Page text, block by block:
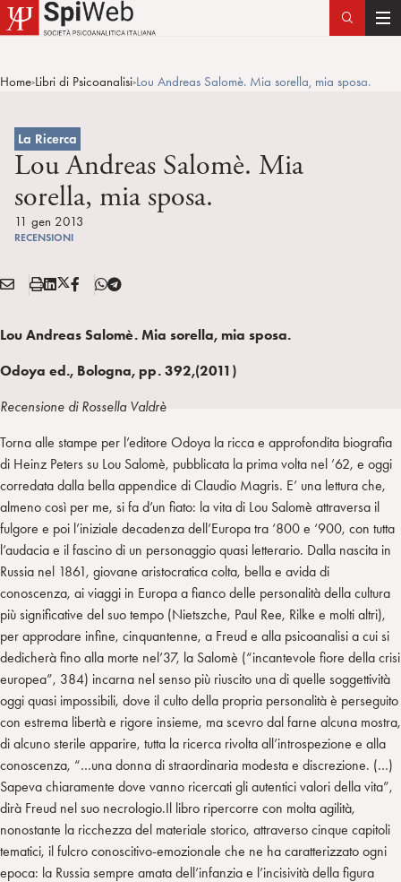
T
Home>Libri di Psicoanalisi>Lou Andreas Salomè. Mia sorella, mia sposa.
La Ricerca
Lou Andreas Salomè. Mia
sorella, mia sposa.
11 gen 2013
RECENSIONI
Condividi:
E
A
L
S
a
p
L
n
e
i
n
X
i
t
r
F
T
g
a
Lou Andreas Salomè. Mia sorella, mia sposa.
Odoya ed., Bologna, pp. 392,(2011)
Recensione di Rossella Valdrè
Torna alle stampe per l’editore Odoya la ricca e approfondita biografia
di Heinz Peters su Lou Salomè, pubblicata la prima volta nel ’62, e oggi
corredata dalla bella appendice di Claudio Magris. E’ una lettura che,
almeno così per me, si fa d’un fiato: la vita di Lou Salomè attraversa il
fulgore e poi l’iniziale decadenza dell’Europa tra ‘800 e ‘900, con tutta
l’audacia e il fascino di un personaggio quasi letterario. Dalla nascita in
Russia nel 1861, giovane aristocratica colta, bella e avida di
conoscenza, ai viaggi in Europa a fianco delle personalità della cultura
più significative del suo tempo (Nietszche, Paul Ree, Rilke e molti altri),
per approdare infine, cinquantenne, a Freud e alla psicoanalisi a cui si
dedicherà fino alla morte nel’37, la Salomè (“incantevole fiore della crisi
europea”, 384) incarna nel senso più riuscito una di quelle soggettività
oggi quasi impossibili, dove il culto della propria personalità è perseguito
con estrema libertà e rigore insieme, ma scevro dal farne alcuna mostra,
di alcuno sterile apparire, tutta la ricerca rivolta all’introspezione e alla
conoscenza, “…una donna di straordinaria modesta e discrezione. (…)
Sapeva chiaramente dove vanno ricercati gli autentici valori della vita”,
dirà Freud nel suo necrologio.Il libro ripercorre con molta agilità,
nonostante la ricchezza del materiale storico, attraverso cinque capitoli
tematici, il fulcro conoscitivo-emozionale che ne ha caratterizzato ogni
epoca: la Russia sempre amata dell’infanzia e l’incisività della figura